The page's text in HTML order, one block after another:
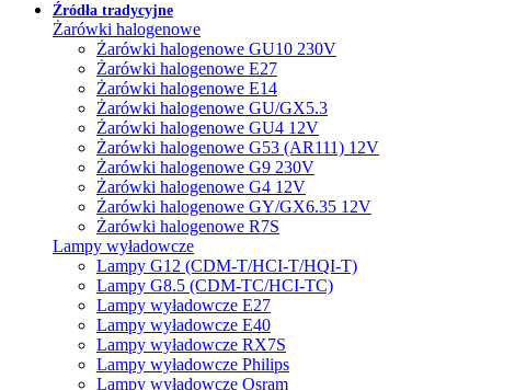
Źródła tradycyjne
Żarówki halogenowe
Żarówki halogenowe GU10 230V
Żarówki halogenowe E27
Żarówki halogenowe E14
Żarówki halogenowe GU/GX5.3
Żarówki halogenowe GU4 12V
Żarówki halogenowe G53 (AR111) 12V
Żarówki halogenowe G9 230V
Żarówki halogenowe G4 12V
Żarówki halogenowe GY/GX6.35 12V
Żarówki halogenowe R7S
Lampy wyładowcze
Lampy G12 (CDM-T/HCI-T/HQI-T)
Lampy G8.5 (CDM-TC/HCI-TC)
Lampy wyładowcze E27
Lampy wyładowcze E40
Lampy wyładowcze RX7S
Lampy wyładowcze Philips
Lampy wyładowcze Osram